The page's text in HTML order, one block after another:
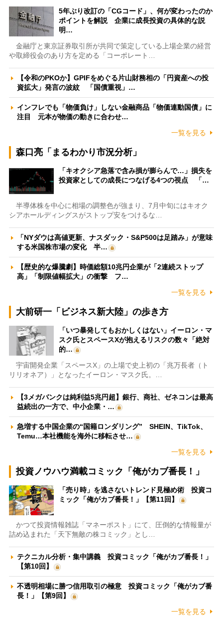
5年ぶり改訂の「CGコード」、何が変わったのか
ポイントを解説 企業に成長投資の具体的な説
明…
金融庁と東京証券取引所が共同で策定している上場企業の経営
や取締役会のあり方を定める「コーポレート…
【令和のPKOか】GPIFをめぐる片山財務相の「円資産への投
資拡大」発言の波紋 「国債重視」…
インフレでも「物価負け」しない金融商品「物価連動国債」に
注目 元本が物価の動きに合わせ…
一覧を見る
森口亮「まるわかり市況分析」
「キオクシア急落で含み損が膨らんで…」損失を
投資家としての成長につなげる4つの視点 「…
半導体株を中心に相場の調整色が強まり、7月中旬にはキオク
シアホールディングスがストップ安をつけるな…
「NYダウは高値更新、ナスダック・S&P500は足踏み」が意味
する米国株市場の変化 半…
【歴史的な爆騰劇】時価総額10兆円企業が「2連続ストップ
高」「制限値幅拡大」の衝撃 フ…
一覧を見る
大前研一「ビジネス新大陸」の歩き方
「いつ暴発してもおかしくはない」イーロン・マ
スク氏とスペースXが抱えるリスクの数々「絶対
的…
宇宙開発企業「スペースX」の上場で史上初の「兆万長者（ト
リリオネア）」となったイーロン・マスク氏。…
【3メガバンクは純利益5兆円超】銀行、商社、ゼネコンは最高
益続出の一方で、中小企業・…
急増する中国企業の“国籍ロンダリング” SHEIN、TikTok、
Temu…本社機能を海外に移転させ…
一覧を見る
投資ノウハウ満載コミック「俺がカブ番長！」
「売り時」を逃さないトレンド見極め術 投資コ
ミック「俺がカブ番長！」【第11回】
かつて投資情報雑誌「マネーポスト」にて、圧倒的な情報量が
詰め込まれた「天下無敵の株コミック」とし…
テクニカル分析・集中講義 投資コミック「俺がカブ番長！」
【第10回】
不透明相場に勝つ信用取引の極意 投資コミック「俺がカブ番
長！」【第9回】
一覧を見る